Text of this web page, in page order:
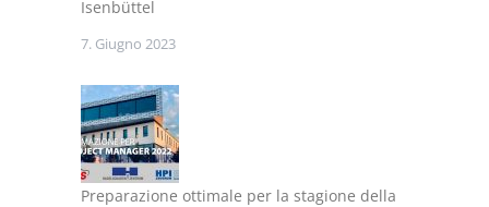
Isenbüttel
7. Giugno 2023
Preparazione ottimale per la stagione della